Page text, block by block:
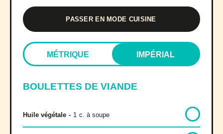
PASSER EN MODE CUISINE
MÉTRIQUE IMPÉRIAL
BOULETTES DE VIANDE
Huile végétale - 1 c. à soupe